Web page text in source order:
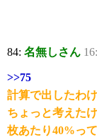
84:名無しさん
>>75
計算で出したわ
ちょっと考えた
枚あたり40%っ